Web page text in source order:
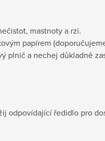
mastnoty a rzi.
papírem
plnič a nechej důkladně
odpovídající ředidlo pro